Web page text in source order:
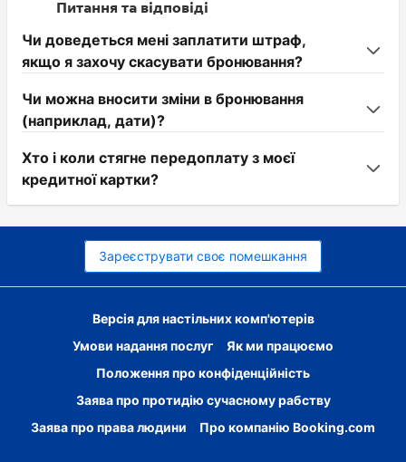
Питання та відповіді
Чи доведеться мені заплатити штраф,
якщо я захочу скасувати бронювання?
Чи можна вносити зміни в бронювання
(наприклад, дати)?
Хто і коли стягне передоплату з моєї
кредитної картки?
Зареєструвати своє помешкання
Версія для настільних комп'ютерів
Умови надання послуг
Як ми працюємо
Положення про конфіденційність
Заява про протидію сучасному рабству
Заява про права людини
Про компанію Booking.com